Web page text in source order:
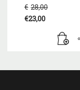
€ 28,00
€28,00.
€23,00
τρέχουσα